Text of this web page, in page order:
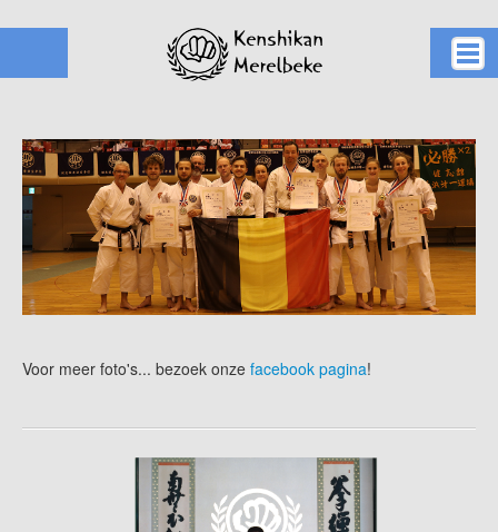
Karate
Kusano ha
Clubs
Werking
Kalender
Voor meer foto's... bezoek onze facebook pagina!